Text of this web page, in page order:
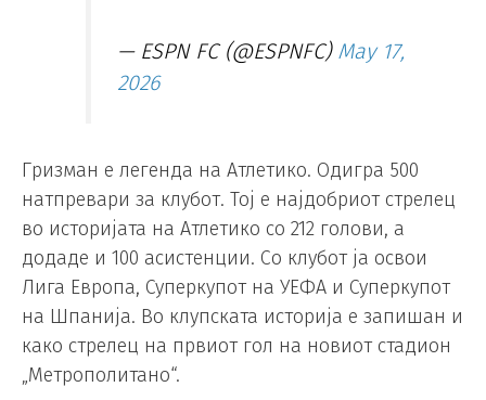
— ESPN FC (@ESPNFC) May 17,
2026
Гризман е легенда на Атлетико. Одигра 500
натпревари за клубот. Тој е најдобриот стрелец
во историјата на Атлетико со 212 голови, а
додаде и 100 асистенции. Со клубот ја освои
Лига Европа, Суперкупот на УЕФА и Суперкупот
на Шпанија. Во клупската историја е запишан и
како стрелец на првиот гол на новиот стадион
„Метрополитано“.